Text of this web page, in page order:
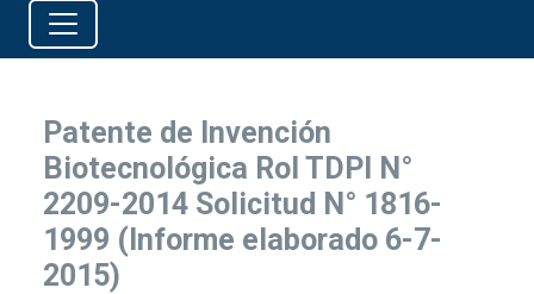
Patente de Invención
Biotecnológica Rol TDPI N°
2209-2014 Solicitud N° 1816-
1999 (Informe elaborado 6-7-
2015)